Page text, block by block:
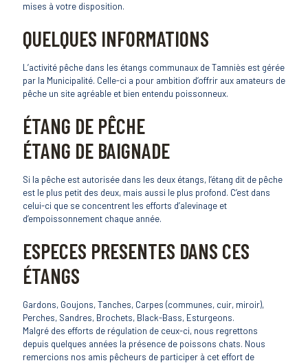
mises à votre disposition.
QUELQUES INFORMATIONS
L’activité pêche dans les étangs communaux de Tamniès est gérée
par la Municipalité. Celle-ci a pour ambition d’offrir aux amateurs de
pêche un site agréable et bien entendu poissonneux.
ÉTANG DE PÊCHE
ÉTANG DE BAIGNADE
Si la pêche est autorisée dans les deux étangs, l’étang dit de pêche
est le plus petit des deux, mais aussi le plus profond. C’est dans
celui-ci que se concentrent les efforts d’alevinage et
d’empoissonnement chaque année.
ESPECES PRESENTES DANS CES
ÉTANGS
Gardons, Goujons, Tanches, Carpes (communes, cuir, miroir),
Perches, Sandres, Brochets, Black-Bass, Esturgeons.
Malgré des efforts de régulation de ceux-ci, nous regrettons
depuis quelques années la présence de poissons chats. Nous
remercions nos amis pêcheurs de participer à cet effort de